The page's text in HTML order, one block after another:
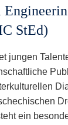
StEd)
jungen
ein